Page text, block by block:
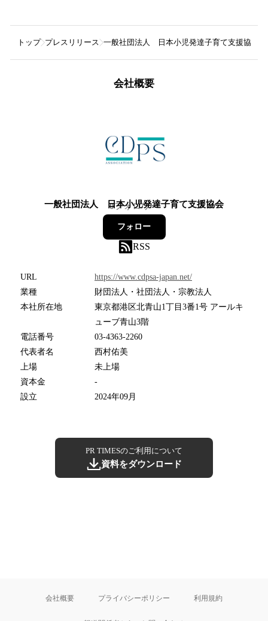
トップ プレスリリース 一般社団法人 日本小児発達子育て支援協会
会社概要
一般社団法人 日本小児発達子育て支援協会
0フォロワー
フォロー
RSS
URL
https://www.cdpsa-japan.net/
業種
財団法人・社団法人・宗教法人
本社所在地
東京都港区北青山1丁目3番1号 アールキ
ューブ青山3階
電話番号
03-4363-2260
代表者名
西村佑美
上場
未上場
資本金
-
設立
2024年09月
PR TIMESのご利用について
資料をダウンロード
会社概要 プライバシーポリシー 利用規約